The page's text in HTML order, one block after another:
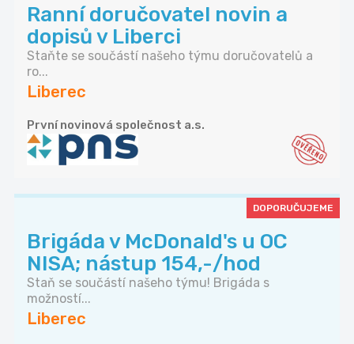
Ranní doručovatel novin a
dopisů v Liberci
Staňte se součástí našeho týmu doručovatelů a
ro...
Liberec
První novinová společnost a.s.
DOPORUČUJEME
Brigáda v McDonald's u OC
NISA; nástup 154,-/hod
Staň se součástí našeho týmu! Brigáda s
možností...
Liberec